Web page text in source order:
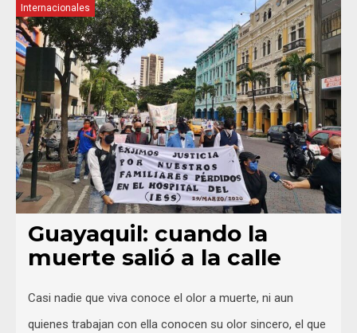
Internacionales
Guayaquil: cuando la
muerte salió a la calle
Casi nadie que viva conoce el olor a muerte, ni aun
quienes trabajan con ella conocen su olor sincero, el que